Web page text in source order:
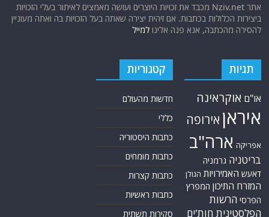
אתר Nziv.net מכבד את זכויות היוצרים ועושה מאמצים לאיתור בעלי הזכויות
ביצירות הכלולות בכתבות. אם זיהית יצירה שאתה בעל הזכויות בה ואתה מעוניין
להסירה מהכתבה, אנא פנה אלינולמייל
תגיות
או"ם אוקראינה
איראן אירופה
אפריקה ארה"ב
בריטניה גרמניה
דאעש האמירויות הגולן
המזרח התיכון המפרץ
הפרסי הרשות
הפלסטינית חות'ים
קטגוריות
חדשות מהעולם
כללי
כתבות היסטוריה
כתבות מומחים
כתבות קצרות
כתבות ראשיות
סקירות תשתית